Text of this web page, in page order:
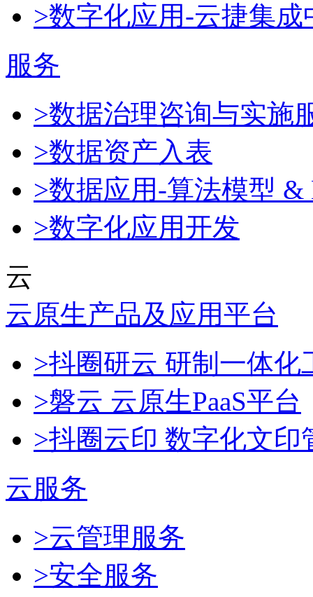
>数字化应用-云捷集成
服务
>数据治理咨询与实施
>数据资产入表
>数据应用-算法模型 &
>数字化应用开发
云
云原生产品及应用平台
>抖圈研云 研制一体
>磐云 云原生PaaS平台
>抖圈云印 数字化文印
云服务
>云管理服务
>安全服务